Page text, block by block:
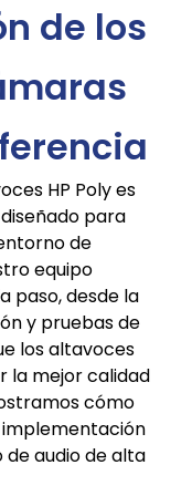
de los
HP Poly es
para
de
equipo
paso, desde la
y pruebas de
los altavoces
la mejor calidad
cómo
audio de alta